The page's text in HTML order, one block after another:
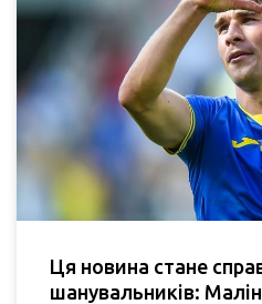
Ця новина стане
шанувальників: